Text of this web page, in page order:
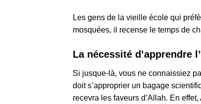
Les gens de la vieille école qui
mosquées, il recense le temps de
La nécessité d’apprendre
Si jusque-là, vous ne connaissiez
doit s’approprier un bagage
recevra les faveurs d’Allah. En